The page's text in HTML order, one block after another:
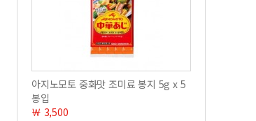
아지노모토 중화맛 조미료 봉지 5g x 5
봉입
￦ 3,500